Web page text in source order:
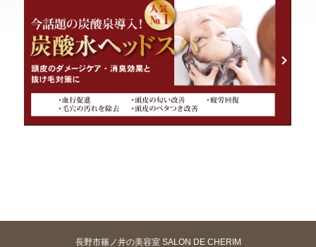
長野市篠ノ井の美容室 SALON DE CHERIM